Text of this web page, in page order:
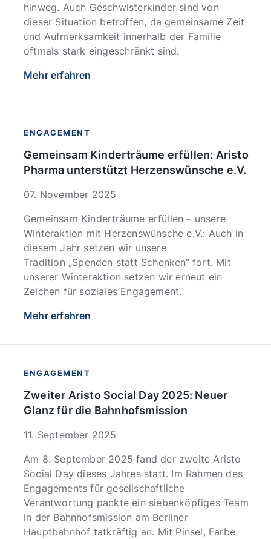
hinweg. Auch Geschwisterkinder sind von
dieser Situation betroffen, da gemeinsame Zeit
und Aufmerksamkeit innerhalb der Familie
oftmals stark eingeschränkt sind.
Mehr erfahren
ENGAGEMENT
Gemeinsam Kinderträume erfüllen: Aristo
Pharma unterstützt Herzenswünsche e.V.
07. November 2025
Gemeinsam Kinderträume erfüllen – unsere
Winteraktion mit Herzenswünsche e.V.: Auch in
diesem Jahr setzen wir unsere
Tradition „Spenden statt Schenken“ fort. Mit
unserer Winteraktion setzen wir erneut ein
Zeichen für soziales Engagement.
Mehr erfahren
ENGAGEMENT
Zweiter Aristo Social Day 2025: Neuer
Glanz für die Bahnhofsmission
11. September 2025
Am 8. September 2025 fand der zweite Aristo
Social Day dieses Jahres statt. Im Rahmen des
Engagements für gesellschaftliche
Verantwortung packte ein siebenköpfiges Team
in der Bahnhofsmission am Berliner
Hauptbahnhof tatkräftig an. Mit Pinsel, Farbe